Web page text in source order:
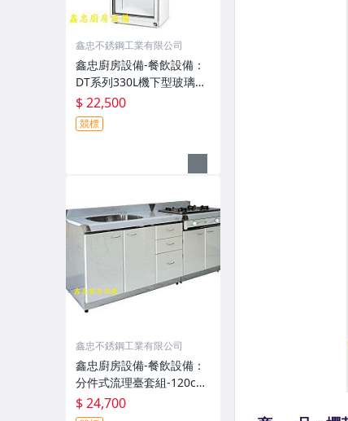
鑫忠不銹鋼工業有限公司
鑫忠廚房設備-餐飲設備：
DT系列330L機下型玻璃冷
藏展示冰箱-賣場有水槽-烤
箱-快速爐-果汁機-油炸機-
咖啡機-工作台-飲料機-電
磁爐-吧台-西餐爐-煮麵機
$ 22,500
競標
鑫忠不銹鋼工業有限公司
鑫忠廚房設備-餐飲設備：
分件式流理臺套組-120cm
水槽平台抽屜櫥櫃+72cm
嵌入爐台櫥櫃+雙口嵌入爐
$ 24,700